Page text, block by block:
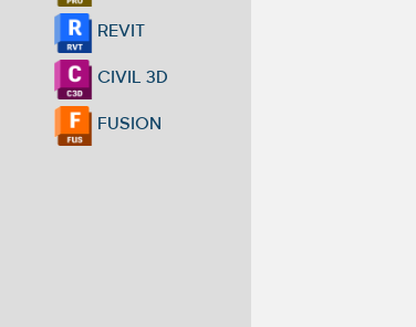
REVIT
CIVIL 3D
FUSION